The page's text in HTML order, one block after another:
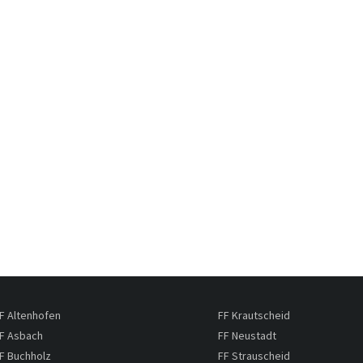
Altenhofen
Asbach
Buchholz
FF Krautscheid
FF Neustadt
FF Strauscheid